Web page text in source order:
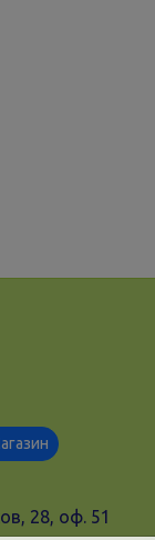
28, оф. 51